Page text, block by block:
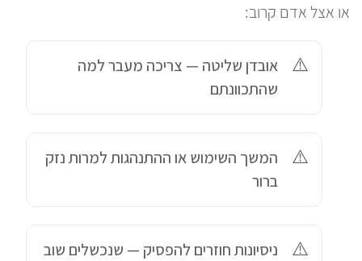
או אצל אדם קרוב:
אובדן שליטה — צריכה מעבר למה
שהתכוונתם
המשך השימוש או ההתנהגות למרות נזק
ברור
ניסיונות חוזרים להפסיק — שנכשלים שוב